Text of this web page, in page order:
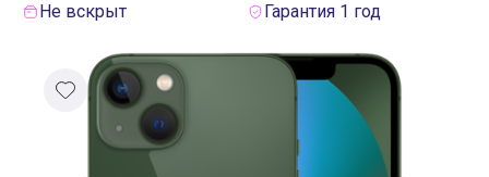
Договор оферты
Реквизиты
Контакты
Не вскрыт
Гарантия 1 год